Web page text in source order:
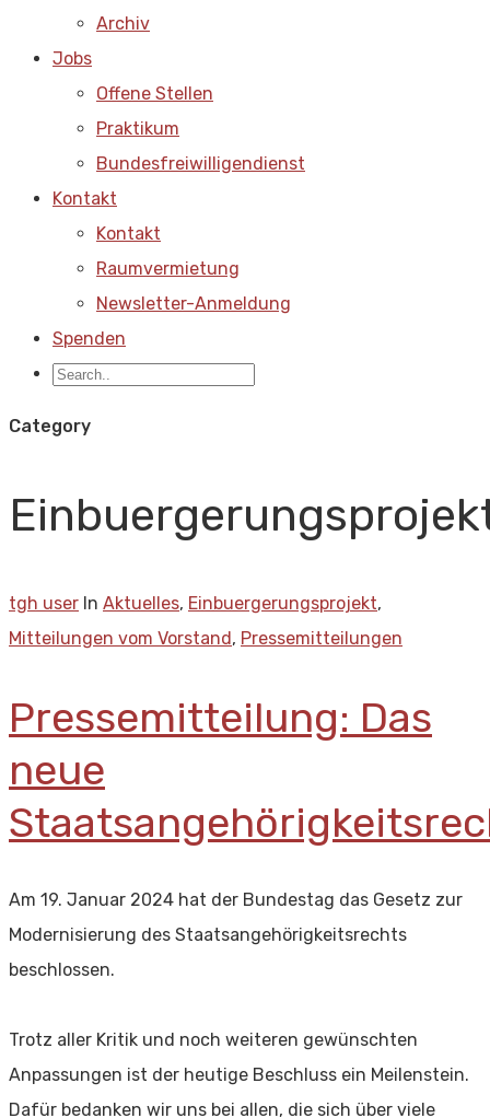
Archiv
Jobs
Offene Stellen
Praktikum
Bundesfreiwilligendienst
Kontakt
Kontakt
Raumvermietung
Newsletter-Anmeldung
Spenden
Category
tgh user In Aktuelles, Einbuergerungsprojekt,
Mitteilungen vom Vorstand , Pressemitteilungen
Pressemitteilung: Das
neue
Am 19. Januar 2024 hat der Bundestag das Gesetz zur
Modernisierung des Staatsangehörigkeitsrechts
beschlossen.
Trotz aller Kritik und noch weiteren gewünschten
Anpassungen ist der heutige Beschluss ein Meilenstein.
Dafür bedanken wir uns bei allen, die sich über viele